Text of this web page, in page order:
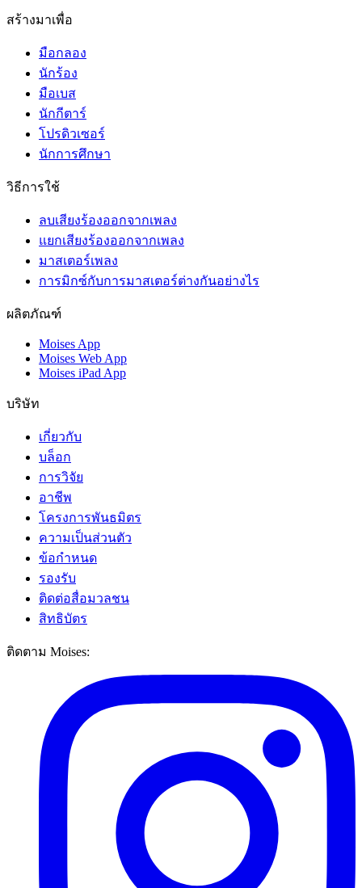
สร้างมาเพื่อ
มือกลอง
นักร้อง
มือเบส
นักกีตาร์
โปรดิวเซอร์
นักการศึกษา
วิธีการใช้
ลบเสียงร้องออกจากเพลง
แยกเสียงร้องออกจากเพลง
มาสเตอร์เพลง
การมิกซ์กับการมาสเตอร์ต่างกันอย่างไร
ผลิตภัณฑ์
Moises App
Moises Web App
Moises iPad App
บริษัท
เกี่ยวกับ
บล็อก
การวิจัย
อาชีพ
โครงการพันธมิตร
ความเป็นส่วนตัว
ข้อกำหนด
รองรับ
ติดต่อสื่อมวลชน
สิทธิบัตร
ติดตาม Moises: